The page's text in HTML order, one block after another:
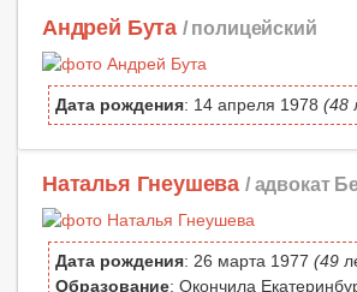
Андрей Бута / полицейский
Дата рождения: 14 апреля 1978 (48
Наталья Гнеушева / адвокат
Дата рождения: 26 марта 1977 (49
Образование: Окончила